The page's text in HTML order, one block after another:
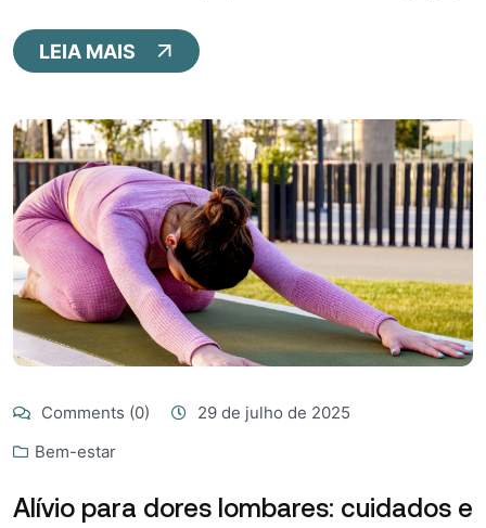
LEIA MAIS
Comments (0)
29 de julho de 2025
Bem-estar
Alívio para dores lombares: cuidados e